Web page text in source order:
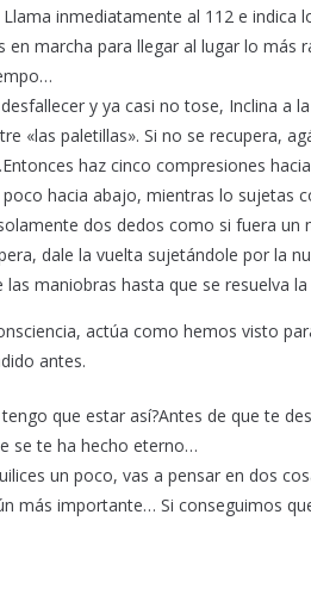
inmediatamente al 112 e
en marcha para llegar al lugar lo más
y ya casi no tose, Inclina a
«las paletillas». Si no se recupera,
haz cinco compresiones
hacia abajo, mientras lo sujetas
dos dedos como si fuera un
dale la vuelta sujetándole por la
las maniobras hasta que se resuelva
actúa como hemos visto
antes.
que estar así?Antes de que te
se te ha hecho eterno…
un poco, vas a pensar en dos
más importante… Si conseguimos